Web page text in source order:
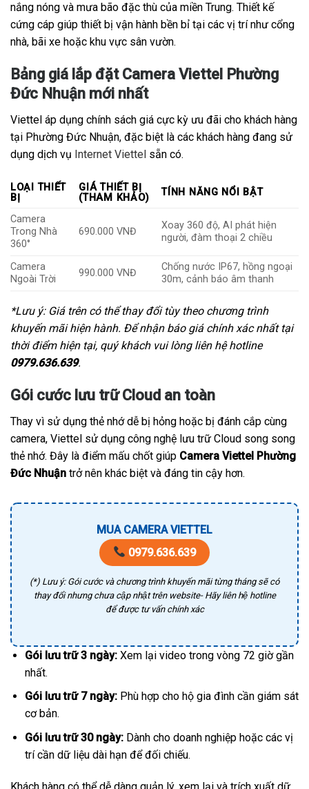
nắng nóng và mưa bão đặc thù của miền Trung. Thiết kế
cứng cáp giúp thiết bị vận hành bền bỉ tại các vị trí như cổng
nhà, bãi xe hoặc khu vực sân vườn.
Bảng giá lắp đặt Camera Viettel Phường
Đức Nhuận mới nhất
Viettel áp dụng chính sách giá cực kỳ ưu đãi cho khách hàng
tại Phường Đức Nhuận, đặc biệt là các khách hàng đang sử
dụng dịch vụ Internet Viettel sẵn có.
LOẠI THIẾT
BỊ
GIÁ THIẾT BỊ
(THAM KHẢO)
TÍNH NĂNG NỔI BẬT
Camera
Trong Nhà
360°
690.000 VNĐ
Xoay 360 độ, AI phát hiện
người, đàm thoại 2 chiều
Camera
Ngoài Trời
990.000 VNĐ
Chống nước IP67, hồng ngoại
30m, cảnh báo âm thanh
*Lưu ý: Giá trên có thể thay đổi tùy theo chương trình
khuyến mãi hiện hành. Để nhận báo giá chính xác nhất tại
thời điểm hiện tại, quý khách vui lòng liên hệ hotline
0979.636.639.
Gói cước lưu trữ Cloud an toàn
Thay vì sử dụng thẻ nhớ dễ bị hỏng hoặc bị đánh cắp cùng
camera, Viettel sử dụng công nghệ lưu trữ Cloud song song
thẻ nhớ. Đây là điểm mấu chốt giúp Camera Viettel Phường
Đức Nhuận trở nên khác biệt và đáng tin cậy hơn.
MUA CAMERA VIETTEL
0979.636.639
(*) Lưu ý: Gói cước và chương trình khuyến mãi từng tháng sẽ có
thay đổi nhưng chưa cập nhật trên website- Hãy liên hệ hotline
để được tư vấn chính xác
Gói lưu trữ 3 ngày:Xem lại video trong vòng 72 giờ gần
nhất.
Gói lưu trữ 7 ngày:Phù hợp cho hộ gia đình cần giám sát
cơ bản.
Gói lưu trữ 30 ngày:Dành cho doanh nghiệp hoặc các vị
trí cần dữ liệu dài hạn để đối chiếu.